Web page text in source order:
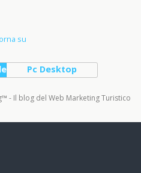
su
Pc Desktop
- Il blog del Web Marketing Turistico